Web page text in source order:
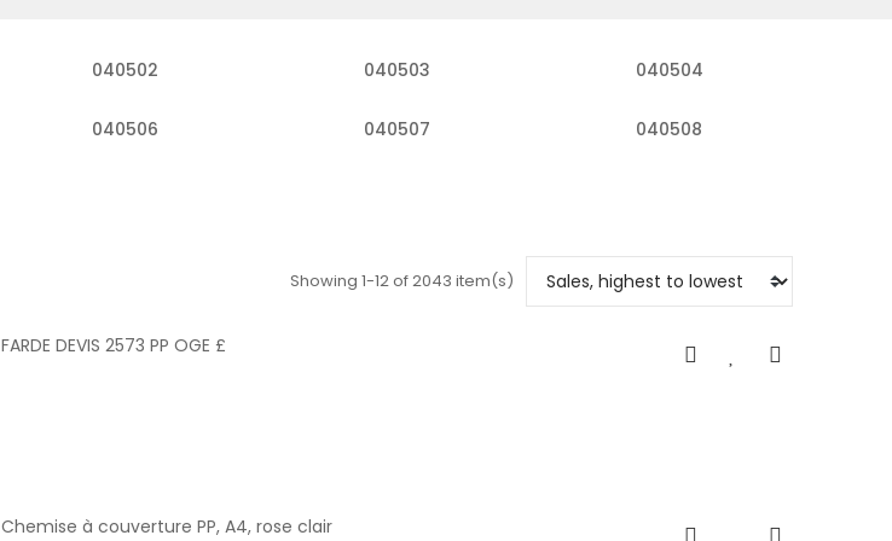
040502 040503 040504
040506 040507 040508
Showing 1-12 of 2043 item(s)
FARDE DEVIS 2573 PP OGE £
Chemise à couverture PP, A4, rose clair